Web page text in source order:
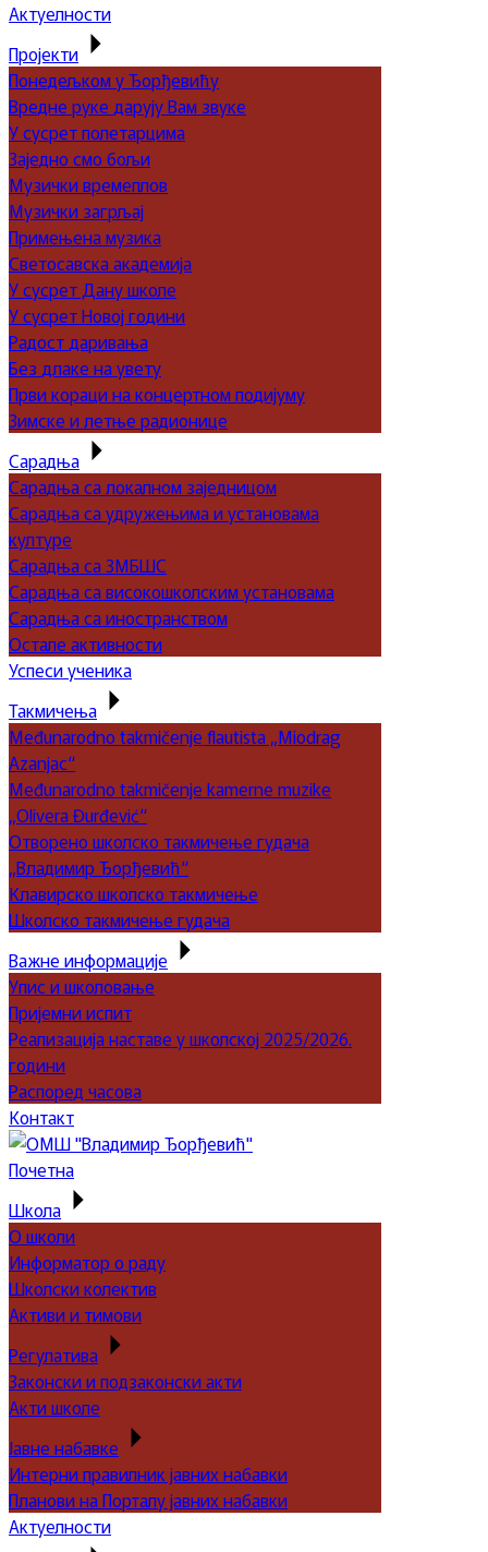
Актуелности
Пројекти
Понедељком у Ђорђевићу
Вредне руке дарују Вам звуке
У сусрет полетарцима
Заједно смо бољи
Музички времеплов
Музички загрљај
Примењена музика
Светосавска академија
У сусрет Дану школе
У сусрет Новој години
Радост даривања
Без длаке на увету
Први кораци на концертном подијуму
Зимске и летње радионице
Сарадња
Сарадња са локалном заједницом
Сарадња са удружењима и установама
културе
Сарадња са ЗМБШС
Сарадња са високошколским установама
Сарадња са иностранством
Остале активности
Успеси ученика
Такмичења
Međunarodno takmičenje flautista „Miodrag
Azanjac“
Međunarodno takmičenje kamerne muzike
„Olivera Đurđević“
Отворено школско такмичење гудача
„Владимир Ђорђевић“
Клавирско школско такмичење
Школско такмичење гудача
Важне информације
Упис и школовање
Пријемни испит
Реализација наставе у школској 2025/2026.
години
Распоред часова
Контакт
Почетна
Школа
О школи
Информатор о раду
Школски колектив
Активи и тимови
Регулатива
Законски и подзаконски акти
Акти школе
Јавне набавке
Интерни правилник јавних набавки
Планови на Порталу јавних набавки
Актуелности